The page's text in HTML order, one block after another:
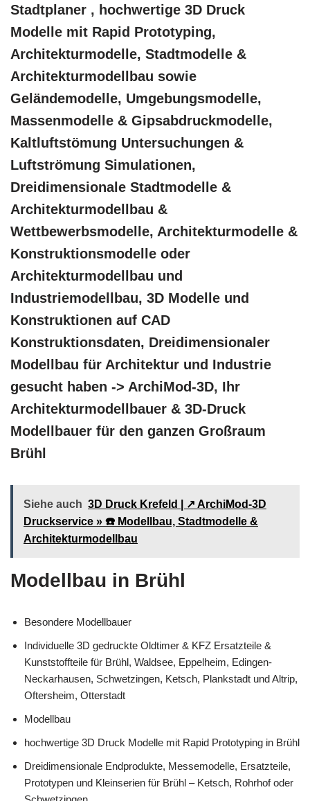
Stadtplaner , hochwertige 3D Druck
Modelle mit Rapid Prototyping,
Architekturmodelle, Stadtmodelle &
Architekturmodellbau sowie
Geländemodelle, Umgebungsmodelle,
Massenmodelle & Gipsabdruckmodelle,
Kaltluftstömung Untersuchungen &
Luftströmung Simulationen,
Dreidimensionale Stadtmodelle &
Architekturmodellbau &
Wettbewerbsmodelle, Architekturmodelle &
Konstruktionsmodelle oder
Architekturmodellbau und
Industriemodellbau, 3D Modelle und
Konstruktionen auf CAD
Konstruktionsdaten, Dreidimensionaler
Modellbau für Architektur und Industrie
gesucht haben -> ArchiMod-3D, Ihr
Architekturmodellbauer & 3D-Druck
Modellbauer für den ganzen Großraum
Brühl
Siehe auch 3D Druck Krefeld | ↗️ ArchiMod-3D
Druckservice » ☎️ Modellbau, Stadtmodelle &
Architekturmodellbau
Modellbau in Brühl
Besondere Modellbauer
Individuelle 3D gedruckte Oldtimer & KFZ Ersatzteile &
Kunststoffteile für Brühl, Waldsee, Eppelheim, Edingen-
Neckarhausen, Schwetzingen, Ketsch, Plankstadt und Altrip,
Oftersheim, Otterstadt
Modellbau
hochwertige 3D Druck Modelle mit Rapid Prototyping in Brühl
Dreidimensionale Endprodukte, Messemodelle, Ersatzteile,
Prototypen und Kleinserien für Brühl – Ketsch, Rohrhof oder